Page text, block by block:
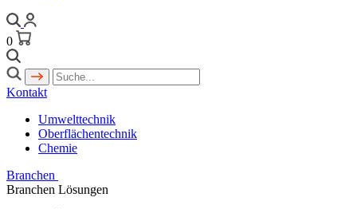
0
Kontakt
Umwelttechnik
Oberflächentechnik
Chemie
Branchen
Branchen Lösungen